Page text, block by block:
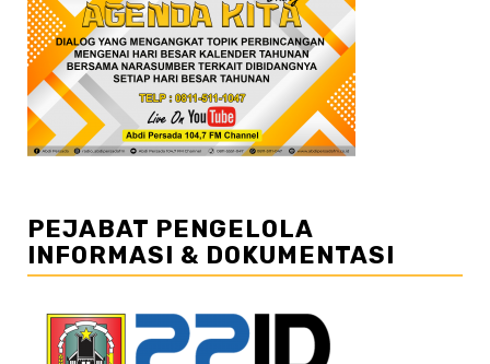
PEJABAT PENGELOLA
INFORMASI & DOKUMENTASI